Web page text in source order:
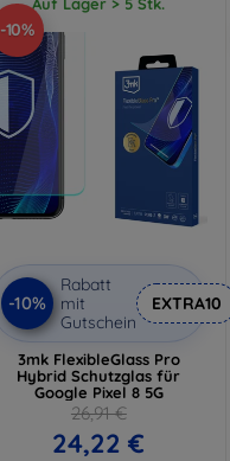
-10%
-10%
Rabatt
mit
Gutschein
EXTRA10
3mk FlexibleGlass Pro
Hybrid Schutzglas für
Google Pixel 8 5G
26,91 €
24,22 €